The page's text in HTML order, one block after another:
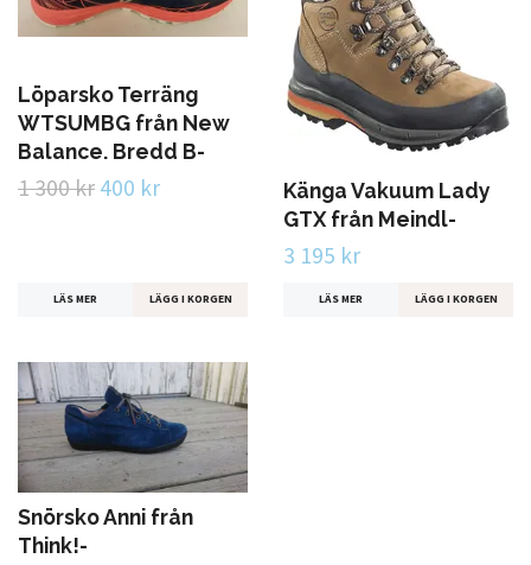
Löparsko Terräng
WTSUMBG från New
Balance. Bredd B-
1 300 kr 400 kr
LÄS MER LÄGG I KORGEN
Känga Vakuum Lady
GTX från Meindl-
3 195 kr
LÄS MER LÄGG I KORGEN
Snörsko Anni från
Think!-